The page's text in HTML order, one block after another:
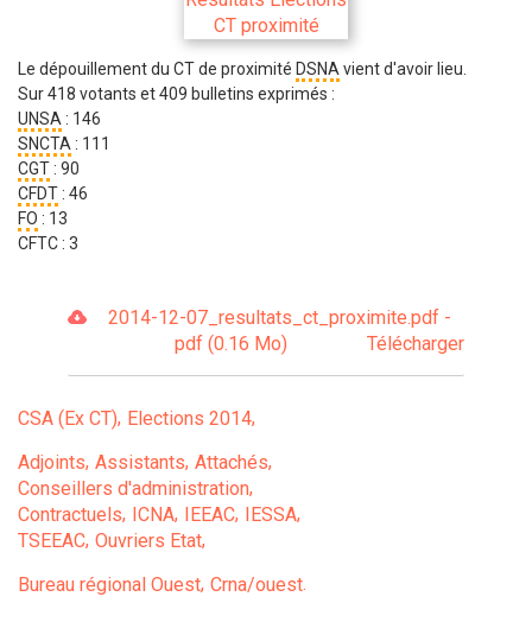
Le dépouillement du CT de proximité DSNA vient d'avoir lieu.
Sur 418 votants et 409 bulletins exprimés :
UNSA : 146
SNCTA : 111
CGT : 90
CFDT : 46
FO : 13
CFTC : 3
2014-12-07_resultats_ct_proximite.pdf -
pdf (0.16 Mo)
Télécharger
CSA (Ex CT) Elections 2014
Adjoints Assistants Attachés
Conseillers d'administration
Contractuels ICNA IEEAC IESSA
TSEEAC Ouvriers Etat
Bureau régional Ouest Crna/ouest